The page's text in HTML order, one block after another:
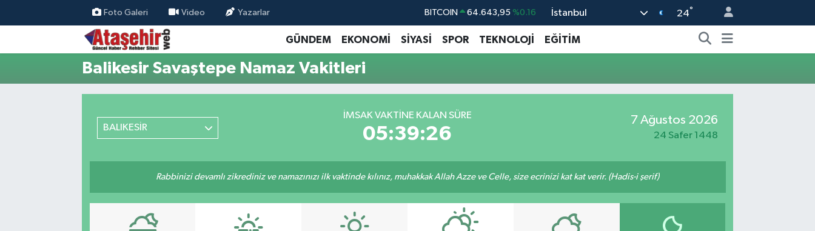
Foto Galeri Video Yazarlar BITCOIN 64.643,95 %0.16
DOLAR 47,6704 %0
EURO 55,0406 %-0.08
İstanbul 24°
GÜNDEM EKONOMİ SİYASİ SPOR TEKNOLOJİ EĞİTİM
Balikesir Savaştepe Namaz Vakitleri
BALIKESİR
İMSAK VAKTINE KALAN SÜRE
05:39:25
7 Ağustos 2026
24 Safer 1448
Rabbinizi devamlı zikrediniz ve namazınızı ilk vaktinde kılınız, muhakkak Allah Azze ve Celle, size ecrinizi kat kat verir. (Hadis-i şerif)
Hava Durumu
Trafik Durumu
Tüm Manşetler